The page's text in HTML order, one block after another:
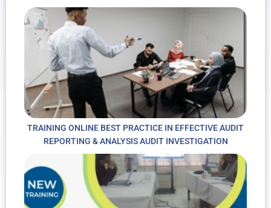
TRAINING ONLINE BEST PRACTICE IN EFFECTIVE AUDIT
REPORTING & ANALYSIS AUDIT INVESTIGATION